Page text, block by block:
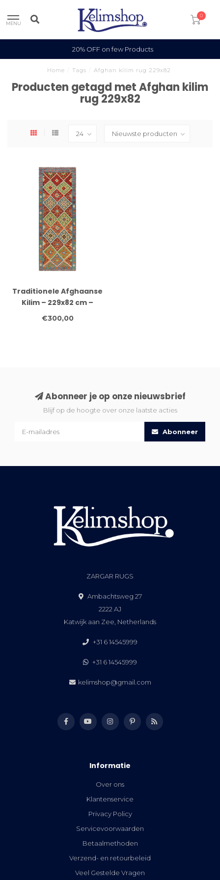
MENU
0
20% OFF on few Products
Home Tags Afghan kilim rug 229x82
Producten getagd met Afghan kilim
rug 229x82
Traditionele Afghaanse
Kilim – 229x82 cm –
Handgeweven Wol
€300,00
Abonneer je op onze nieuwsbrief
Blijf op de hoogte over onze laatste acties
Abonneer
ZARGAR RUGS
Ambachtsweg 27
2222 AJ
Katwijk aan Zee, Netherlands
+31 6 14545999
+31 6 14545999
kelimshop@gmail.com
Informatie
Over ons
Klantenservice
Privacy Policy
Servicevoorwaarden
Betaalmethoden
Verzend- en retourbeleid
Veel Gestelde Vragen